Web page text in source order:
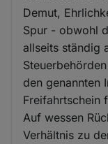
Demut,
Spur - obwohl
allseits ständig
den genannten
Freifahrtschein
Auf wessen
Verhältnis zu